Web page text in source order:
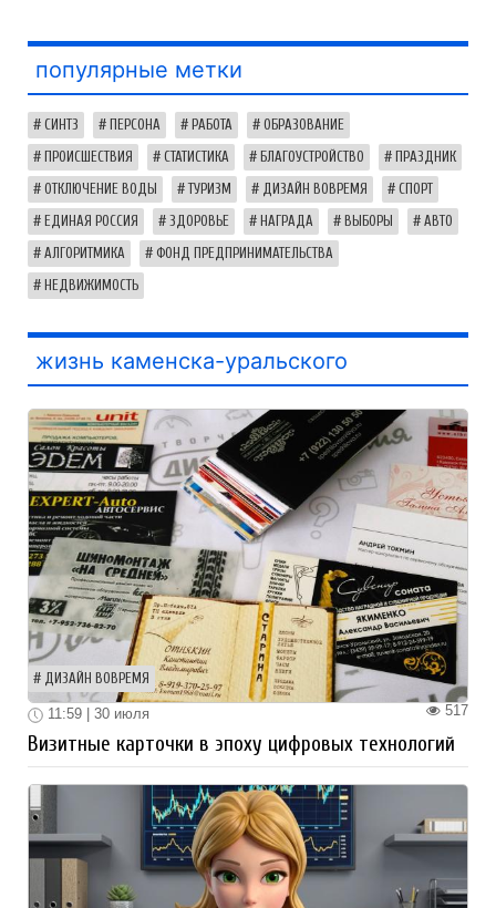
популярные метки
СИНТЗ ПЕРСОНА РАБОТА ОБРАЗОВАНИЕ
ПРОИСШЕСТВИЯ СТАТИСТИКА БЛАГОУСТРОЙСТВО ПРАЗДНИК
ОТКЛЮЧЕНИЕ ВОДЫ ТУРИЗМ ДИЗАЙН ВОВРЕМЯ СПОРТ
ЕДИНАЯ РОССИЯ ЗДОРОВЬЕ НАГРАДА ВЫБОРЫ АВТО
АЛГОРИТМИКА ФОНД ПРЕДПРИНИМАТЕЛЬСТВА
НЕДВИЖИМОСТЬ
жизнь каменска-уральского
ДИЗАЙН ВОВРЕМЯ
517
11:59 | 30 июля
Визитные карточки в эпоху цифровых технологий